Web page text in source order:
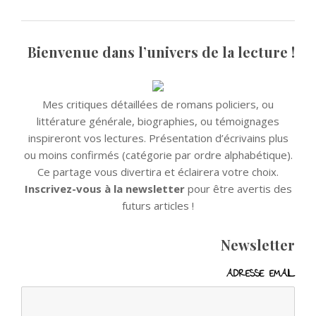
Bienvenue dans l’univers de la lecture !
Mes critiques détaillées de romans policiers, ou
littérature générale, biographies, ou témoignages
inspireront vos lectures. Présentation d’écrivains plus
ou moins confirmés (catégorie par ordre alphabétique).
Ce partage vous divertira et éclairera votre choix.
Inscrivez-vous à la newsletterpour être avertis des
futurs articles !
Newsletter
ADRESSE EMAIL